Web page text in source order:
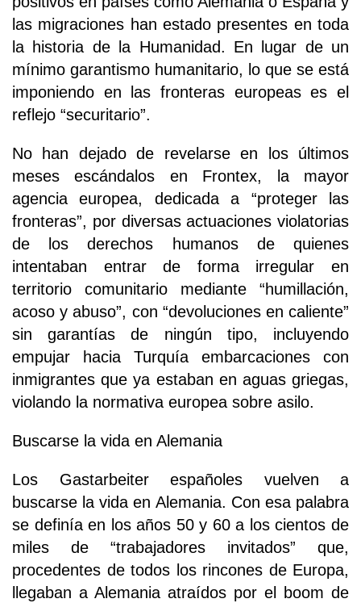
las migraciones han estado presentes en toda
la historia de la Humanidad. En lugar de un
mínimo garantismo humanitario, lo que se está
imponiendo en las fronteras europeas es el
reflejo “securitario”.
No han dejado de revelarse en los últimos
meses escándalos en Frontex, la mayor
agencia europea, dedicada a “proteger las
fronteras”, por diversas actuaciones violatorias
de los derechos humanos de quienes
intentaban entrar de forma irregular en
territorio comunitario mediante “humillación,
acoso y abuso”, con “devoluciones en caliente”
sin garantías de ningún tipo, incluyendo
empujar hacia Turquía embarcaciones con
inmigrantes que ya estaban en aguas griegas,
violando la normativa europea sobre asilo.
Buscarse la vida en Alemania
Los Gastarbeiter españoles vuelven a
buscarse la vida en Alemania. Con esa palabra
se definía en los años 50 y 60 a los cientos de
miles de “trabajadores invitados” que,
procedentes de todos los rincones de Europa,
llegaban a Alemania atraídos por el boom de